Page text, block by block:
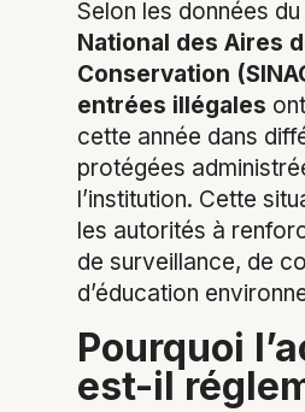
Selon les données du
National des Aires
Conservation
entrées illégales
cette année dans
protégées
l’institution. Cette
les autorités à
de surveillance, de
d’éducation
Pourquoi
est-il